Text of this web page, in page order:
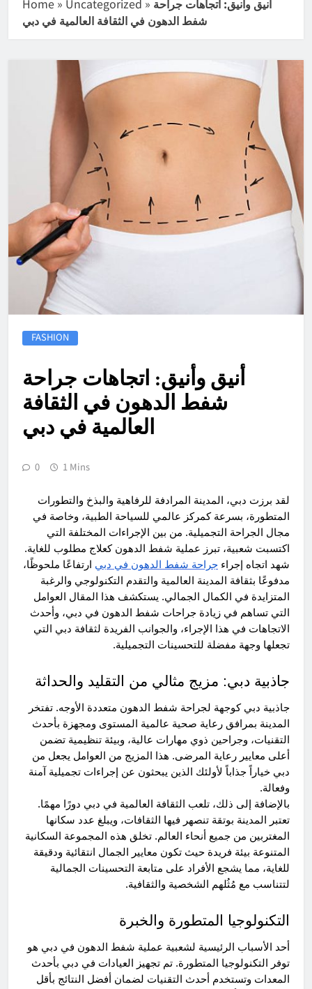
Home » Uncategorized » أنيق وأنيق: اتجاهات جراحة
شفط الدهون في الثقافة العالمية في دبي
FASHION
أنيق وأنيق: اتجاهات جراحة
شفط الدهون في الثقافة
العالمية في دبي
0 1 Mins
لقد برزت دبي، المدينة المرادفة للرفاهية والبذخ والتطورات
المتطورة، بسرعة كمركز عالمي للسياحة الطبية، وخاصة في
مجال الجراحة التجميلية. من بين الإجراءات المختلفة التي
اكتسبت شعبية، تبرز عملية شفط الدهون كعلاج مطلوب للغاية.
شهد اتجاه إجراء جراحة شفط الدهون في دبي ارتفاعًا ملحوظًا،
مدفوعًا بثقافة المدينة العالمية والتقدم التكنولوجي والرغبة
المتزايدة في الكمال الجمالي. يستكشف هذا المقال العوامل
التي تساهم في زيادة جراحات شفط الدهون في دبي، وأحدث
الاتجاهات في هذا الإجراء، والجوانب الفريدة لثقافة دبي التي
تجعلها وجهة مفضلة للتحسينات التجميلية.
جاذبية دبي: مزيج مثالي من التقليد والحداثة
جاذبية دبي كوجهة لجراحة شفط الدهون متعددة الأوجه. تفتخر
المدينة بمرافق رعاية صحية عالمية المستوى ومجهزة بأحدث
التقنيات، وجراحين ذوي مهارات عالية، وبيئة تنظيمية تضمن
أعلى معايير رعاية المرضى. هذا المزيج من العوامل يجعل من
دبي خياراً جذاباً لأولئك الذين يبحثون عن إجراءات تجميلية آمنة
وفعالة.
بالإضافة إلى ذلك، تلعب الثقافة العالمية في دبي دورًا مهمًا.
تعتبر المدينة بوتقة تنصهر فيها الثقافات، ويبلغ عدد سكانها
المغتربين من جميع أنحاء العالم. تخلق هذه المجموعة السكانية
المتنوعة بيئة فريدة حيث تكون معايير الجمال انتقائية ودقيقة
للغاية، مما يشجع الأفراد على متابعة التحسينات الجمالية
لتتناسب مع مُثُلهم الشخصية والثقافية.
التكنولوجيا المتطورة والخبرة
أحد الأسباب الرئيسية لشعبية عملية شفط الدهون في دبي هو
توفر التكنولوجيا المتطورة. تم تجهيز العيادات في دبي بأحدث
المعدات وتستخدم أحدث التقنيات لضمان أفضل النتائج بأقل